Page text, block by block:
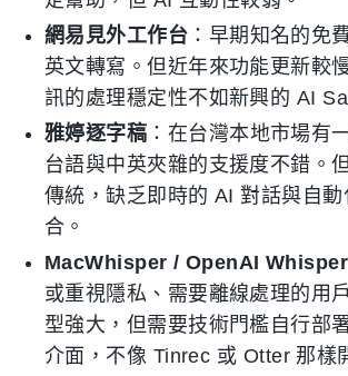
網易見外工作台 ：早期知名的免
英文轉寫。但近年來功能更新較
訊的處理穩定性不如新興的 AI
雅婷逐字稿 ：在台灣本地市場有
台語與中英夾雜的支援度不錯。
傳統，缺乏即時的 AI 對話與自動
合。
MacWhisper / OpenAI Whisper
或重視隱私、需要離線處理的用
型強大，但需要技術門檻自行部
介面，不像 Tinrec 或 Otter 那樣